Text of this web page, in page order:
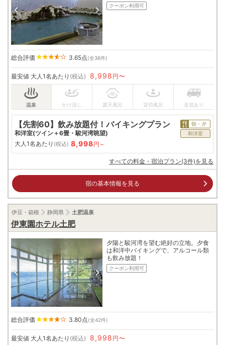
クーポン利用可
総合評価 3.65点(全36件)
最安値 大人1名あたり (税込) 8,998 円〜
【先割60】飲み放題付！バイキングプラン
和洋室(ツイン＋6畳・駿河湾眺望)
朝・夕
和洋室
大人1名あたり (税込) 8,998円~
すべての料金・宿泊プラン(3件)を見る
宿の基本情報を見る
伊豆・箱根 静岡県 土肥温泉
伊東園ホテル土肥
夕陽と駿河湾を望む絶好の立地。夕食
は和洋中バイキングで、アルコール類
も飲み放題！
クーポン利用可
総合評価 3.80点(全42件)
最安値 大人1名あたり (税込) 8,998 円〜